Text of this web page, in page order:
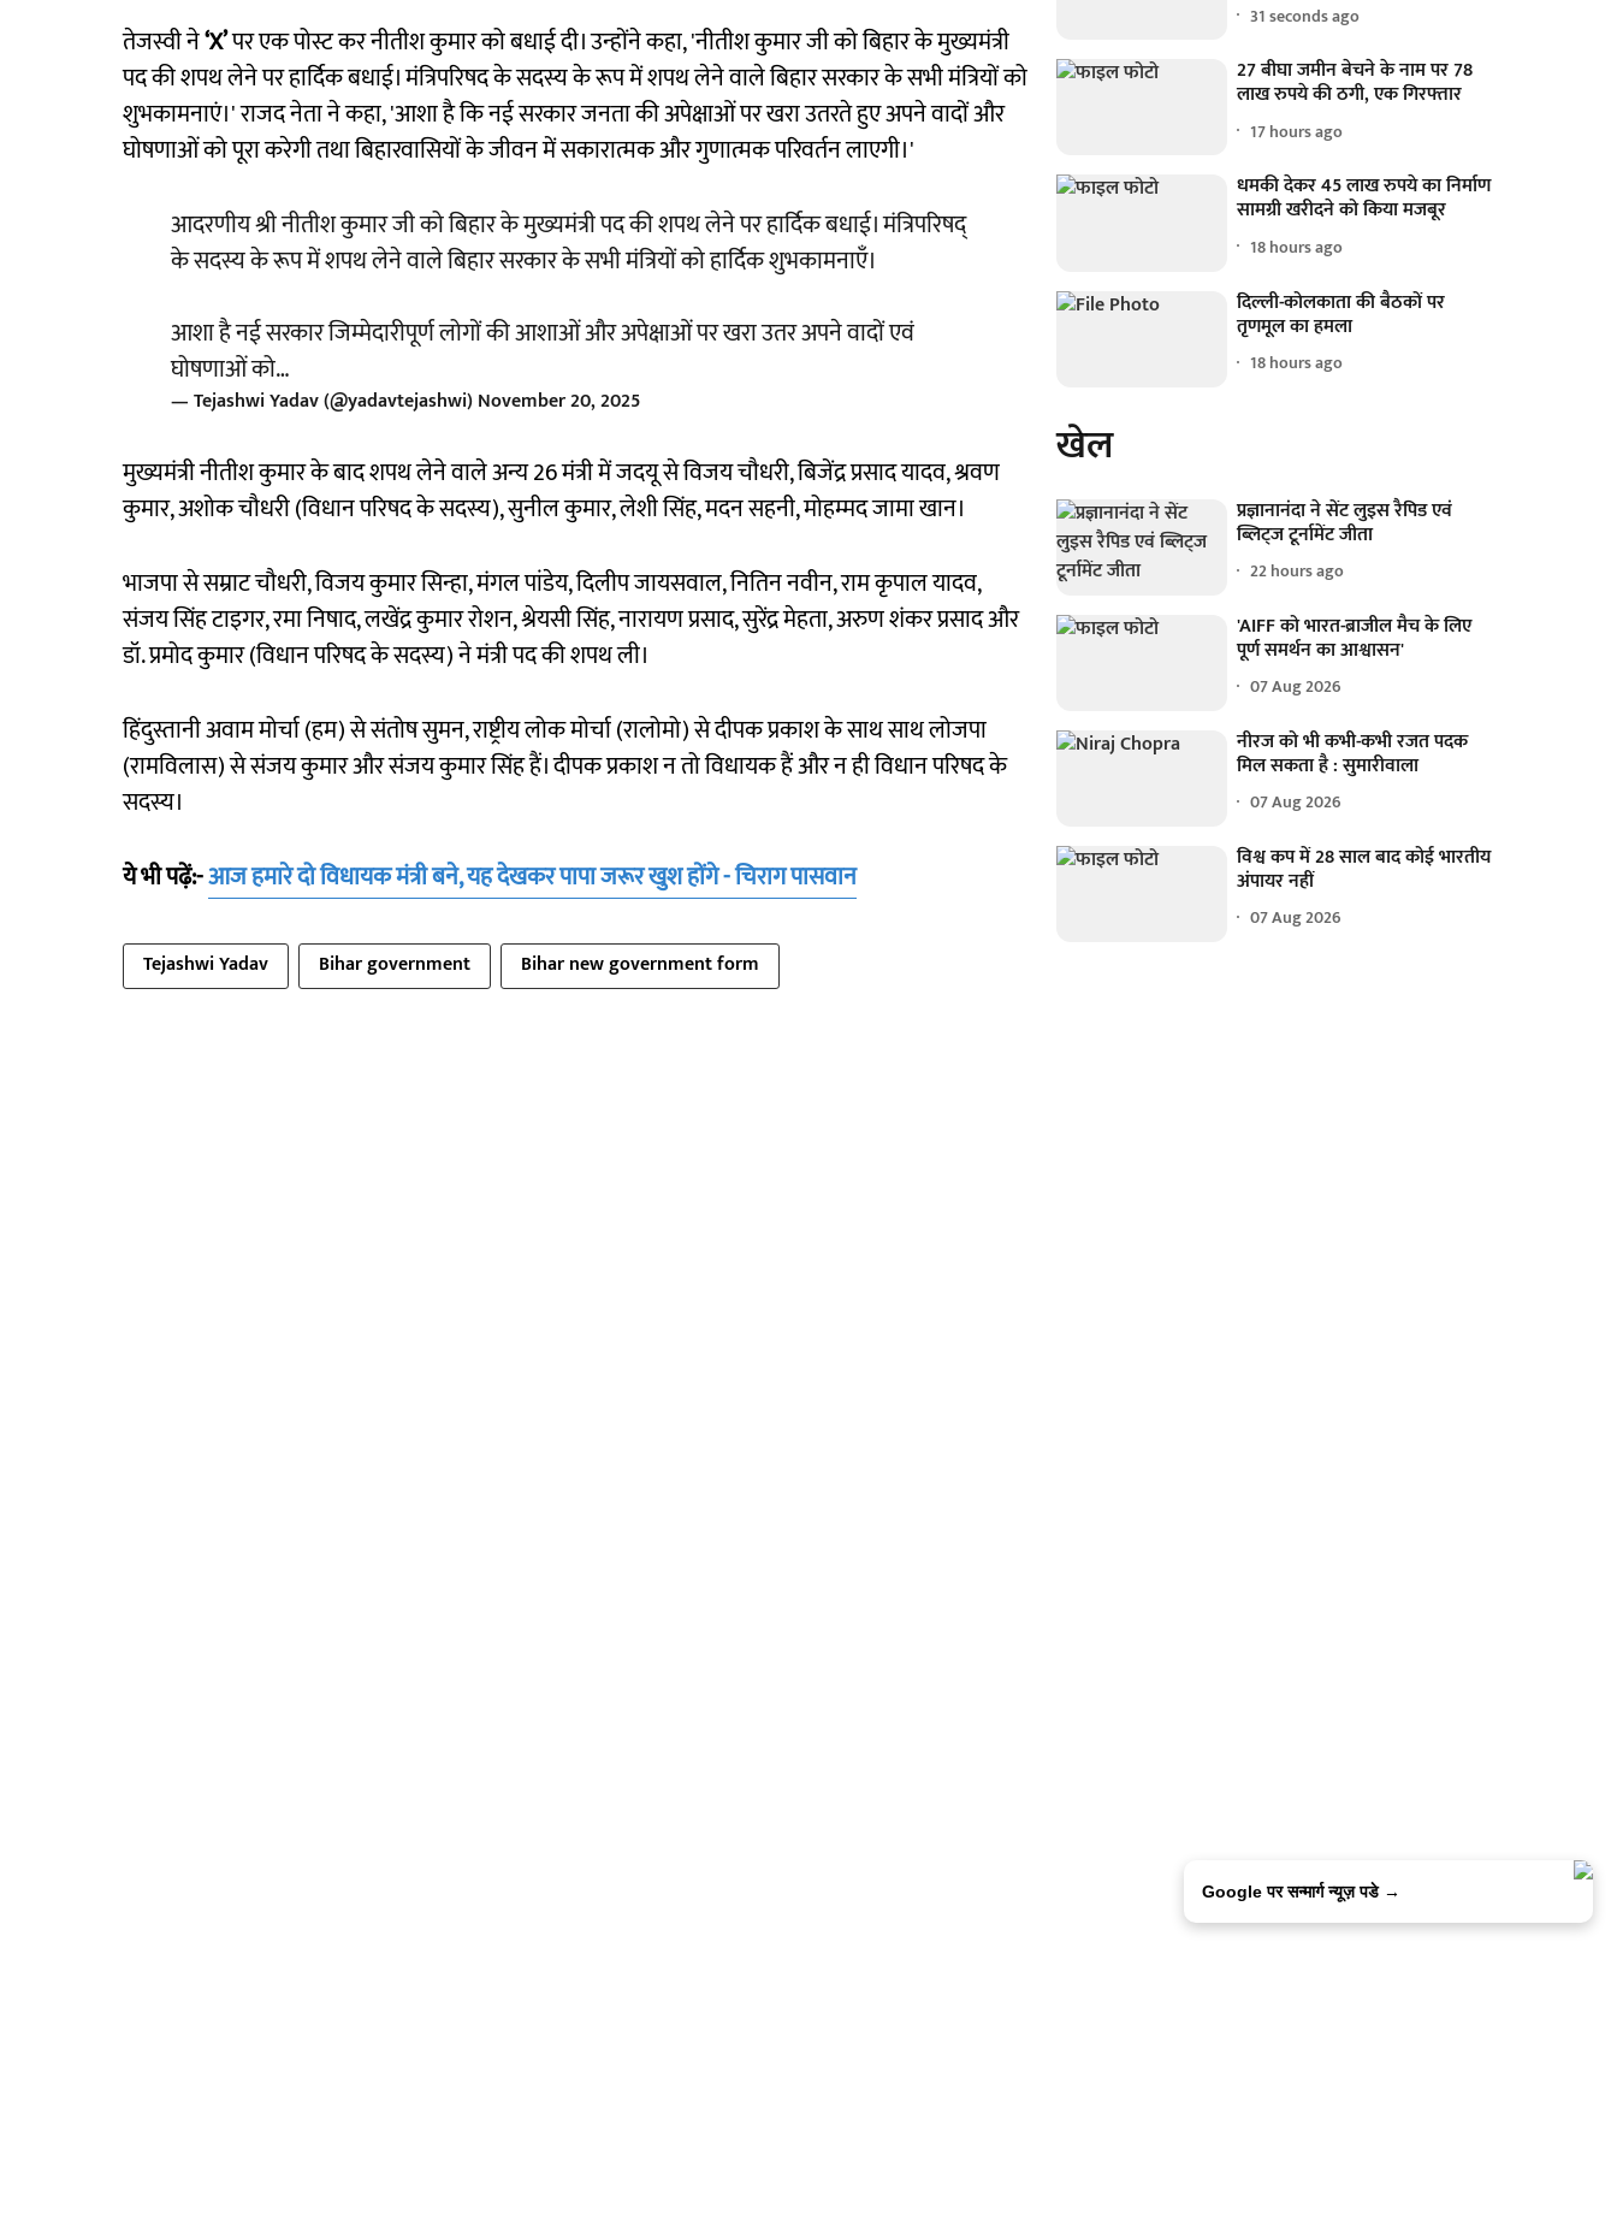
तेजस्वी ने‘X’पर एक पोस्ट कर नीतीश कुमार को बधाई दी। उन्होंने कहा, 'नीतीश कुमार जी को बिहार के मुख्यमंत्री
पद की शपथ लेने पर हार्दिक बधाई। मंत्रिपरिषद के सदस्य के रूप में शपथ लेने वाले बिहार सरकार के सभी मंत्रियों को
शुभकामनाएं।' राजद नेता ने कहा, 'आशा है कि नई सरकार जनता की अपेक्षाओं पर खरा उतरते हुए अपने वादों और
घोषणाओं को पूरा करेगी तथा बिहारवासियों के जीवन में सकारात्मक और गुणात्मक परिवर्तन लाएगी।'
आदरणीय श्री नीतीश कुमार जी को बिहार के मुख्यमंत्री पद की शपथ लेने पर हार्दिक बधाई। मंत्रिपरिषद्
के सदस्य के रूप में शपथ लेने वाले बिहार सरकार के सभी मंत्रियों को हार्दिक शुभकामनाएँ।
आशा है नई सरकार जिम्मेदारीपूर्ण लोगों की आशाओं और अपेक्षाओं पर खरा उतर अपने वादों एवं
घोषणाओं को…
— Tejashwi Yadav (@yadavtejashwi)November 20, 2025
मुख्यमंत्री नीतीश कुमार के बाद शपथ लेने वाले अन्य 26 मंत्री में जदयू से विजय चौधरी, बिजेंद्र प्रसाद यादव, श्रवण
कुमार, अशोक चौधरी (विधान परिषद के सदस्य), सुनील कुमार, लेशी सिंह, मदन सहनी, मोहम्मद जामा खान।
भाजपा से सम्राट चौधरी, विजय कुमार सिन्हा, मंगल पांडेय, दिलीप जायसवाल, नितिन नवीन, राम कृपाल यादव,
संजय सिंह टाइगर, रमा निषाद, लखेंद्र कुमार रोशन, श्रेयसी सिंह, नारायण प्रसाद, सुरेंद्र मेहता, अरुण शंकर प्रसाद और
डॉ. प्रमोद कुमार (विधान परिषद के सदस्य) ने मंत्री पद की शपथ ली।
हिंदुस्तानी अवाम मोर्चा (हम) से संतोष सुमन, राष्ट्रीय लोक मोर्चा (रालोमो) से दीपक प्रकाश के साथ साथ लोजपा
(रामविलास) से संजय कुमार और संजय कुमार सिंह हैं। दीपक प्रकाश न तो विधायक हैं और न ही विधान परिषद के
सदस्य।
ये भी पढ़ें:-आज हमारे दो विधायक मंत्री बने, यह देखकर पापा जरूर खुश होंगे - चिराग पासवान
Tejashwi Yadav Bihar government Bihar new government form
32 seconds ago
27 बीघा जमीन बेचने के नाम पर 78
लाख रुपये की ठगी, एक गिरफ्तार
17 hours ago
धमकी देकर 45 लाख रुपये का निर्माण
सामग्री खरीदने को किया मजबूर
18 hours ago
दिल्ली-कोलकाता की बैठकों पर
तृणमूल का हमला
18 hours ago
खेल
प्रज्ञानानंदा ने सेंट लुइस रैपिड एवं
ब्लिट्ज टूर्नामेंट जीता
22 hours ago
'AIFF को भारत-ब्राजील मैच के लिए
पूर्ण समर्थन का आश्वासन'
07 Aug 2026
नीरज को भी कभी-कभी रजत पदक
मिल सकता है : सुमारीवाला
07 Aug 2026
विश्व कप में 28 साल बाद कोई भारतीय
अंपायर नहीं
07 Aug 2026
Google पर सन्मार्ग न्यूज़ पडे →